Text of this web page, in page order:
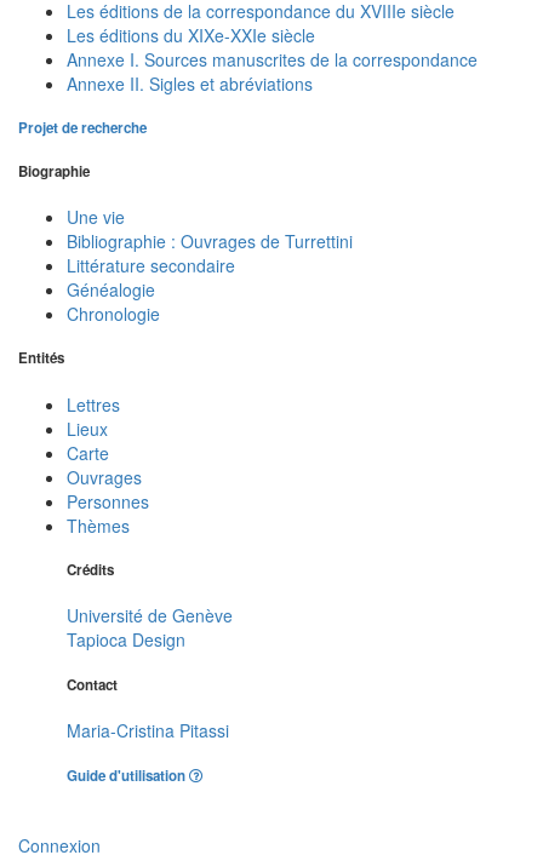
Les éditions de la correspondance du XVIIIe siècle
Les éditions du XIXe-XXIe siècle
Annexe I. Sources manuscrites de la correspondance
Annexe II. Sigles et abréviations
Projet de recherche
Biographie
Une vie
Bibliographie : Ouvrages de Turrettini
Littérature secondaire
Généalogie
Chronologie
Entités
Lettres
Lieux
Carte
Ouvrages
Personnes
Thèmes
Crédits
Université de Genève
Tapioca Design
Contact
Maria-Cristina Pitassi
Guide d'utilisation
Connexion